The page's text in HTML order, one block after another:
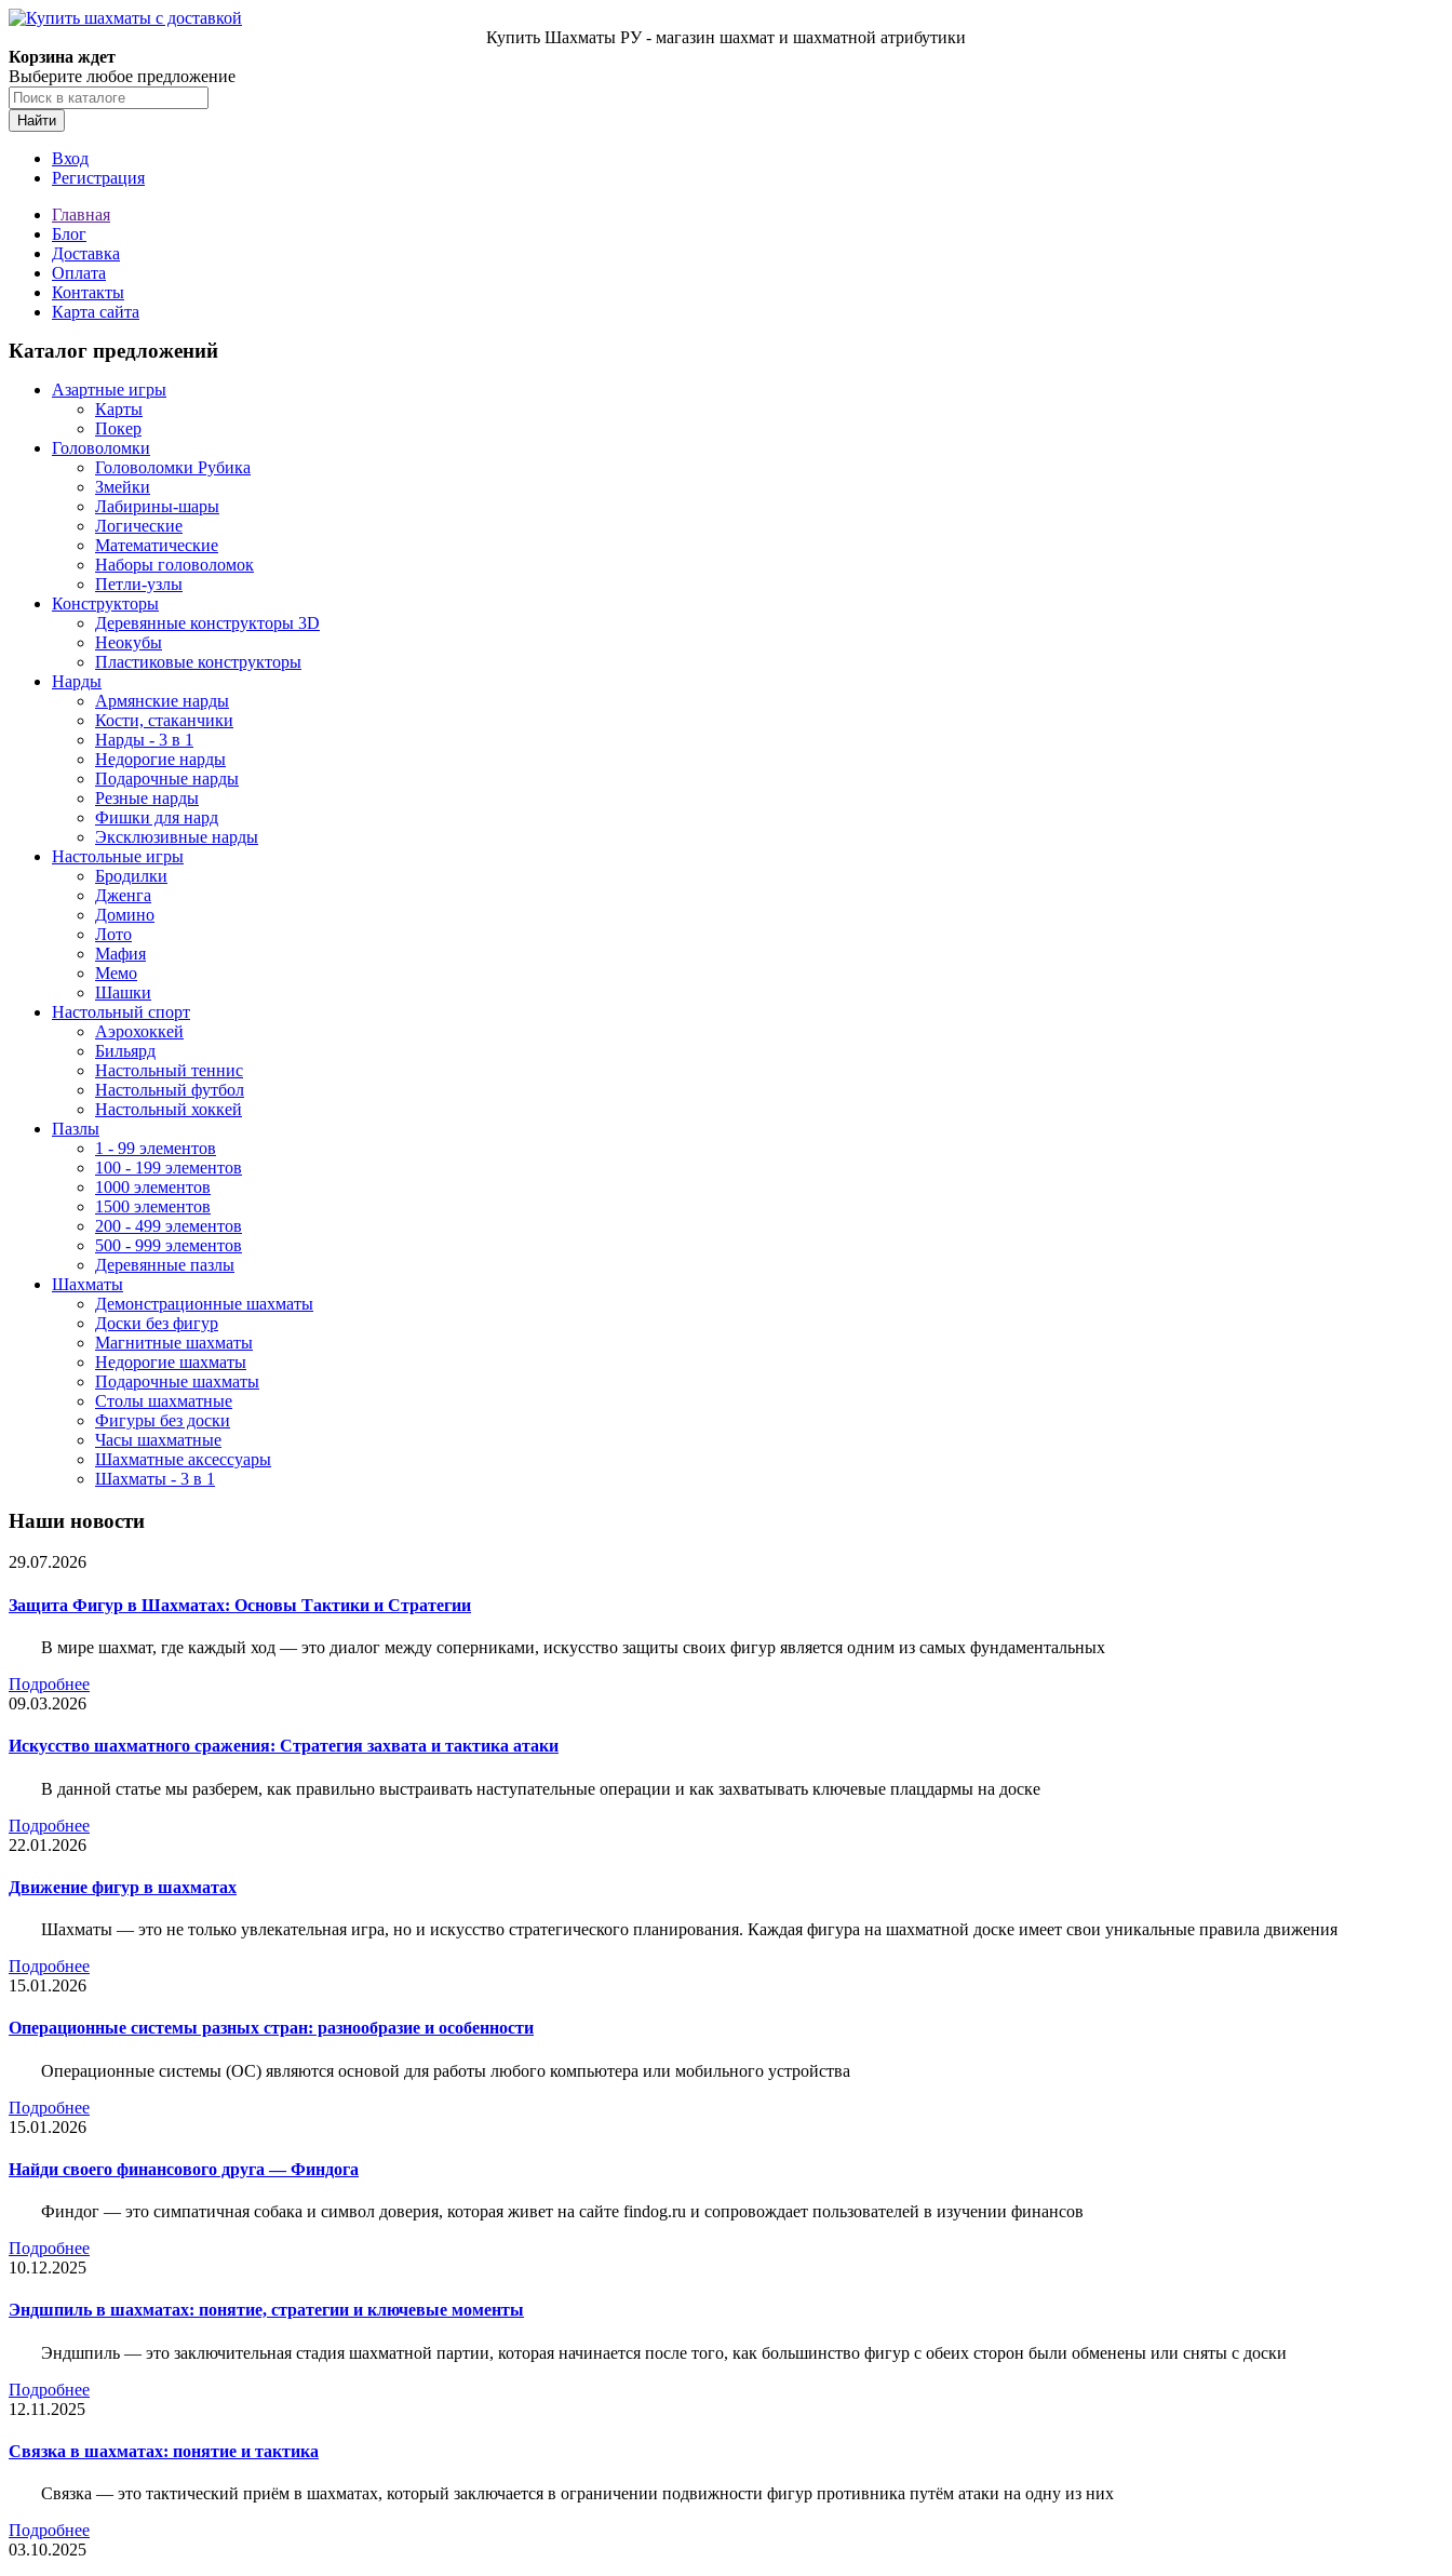
Купить Шахматы РУ - магазин шахмат и шахматной атрибутики
Корзина ждет
Выберите любое предложение
Найти
Вход
Регистрация
Главная
Блог
Доставка
Оплата
Контакты
Карта сайта
Каталог предложений
Азартные игры
Карты
Покер
Головоломки
Головоломки Рубика
Змейки
Лабирины-шары
Логические
Математические
Наборы головоломок
Петли-узлы
Конструкторы
Деревянные конструкторы 3D
Неокубы
Пластиковые конструкторы
Нарды
Армянские нарды
Кости, стаканчики
Нарды - 3 в 1
Недорогие нарды
Подарочные нарды
Резные нарды
Фишки для нард
Эксклюзивные нарды
Настольные игры
Бродилки
Дженга
Домино
Лото
Мафия
Мемо
Шашки
Настольный спорт
Аэрохоккей
Бильярд
Настольный теннис
Настольный футбол
Настольный хоккей
Пазлы
1 - 99 элементов
100 - 199 элементов
1000 элементов
1500 элементов
200 - 499 элементов
500 - 999 элементов
Деревянные пазлы
Шахматы
Демонстрационные шахматы
Доски без фигур
Магнитные шахматы
Недорогие шахматы
Подарочные шахматы
Столы шахматные
Фигуры без доски
Часы шахматные
Шахматные аксессуары
Шахматы - 3 в 1
Наши новости
29.07.2026
Защита Фигур в Шахматах: Основы Тактики и Стратегии
В мире шахмат, где каждый ход — это диалог между соперниками, искусство защиты своих фигур является одним из самых фундаментальных
Подробнее
09.03.2026
Искусство шахматного сражения: Стратегия захвата и тактика атаки
В данной статье мы разберем, как правильно выстраивать наступательные операции и как захватывать ключевые плацдармы на доске
Подробнее
22.01.2026
Движение фигур в шахматах
Шахматы — это не только увлекательная игра, но и искусство стратегического планирования. Каждая фигура на шахматной доске имеет свои уникальные правила движения
Подробнее
15.01.2026
Операционные системы разных стран: разнообразие и особенности
Операционные системы (ОС) являются основой для работы любого компьютера или мобильного устройства
Подробнее
15.01.2026
Найди своего финансового друга — Финдога
Финдог — это симпатичная собака и символ доверия, которая живет на сайте findog.ru и сопровождает пользователей в изучении финансов
Подробнее
10.12.2025
Эндшпиль в шахматах: понятие, стратегии и ключевые моменты
Эндшпиль — это заключительная стадия шахматной партии, которая начинается после того, как большинство фигур с обеих сторон были обменены или сняты с доски
Подробнее
12.11.2025
Связка в шахматах: понятие и тактика
Связка — это тактический приём в шахматах, который заключается в ограничении подвижности фигур противника путём атаки на одну из них
Подробнее
03.10.2025